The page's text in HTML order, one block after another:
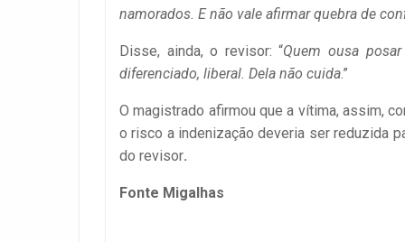
namorados. E não vale afirmar quebra de
Disse, ainda, o revisor: “Quem ousa
diferenciado, liberal. Dela não cuida.”
O magistrado afirmou que a vítima, assim,
o risco a indenização deveria ser reduzida
do revisor.
Fonte Migalhas